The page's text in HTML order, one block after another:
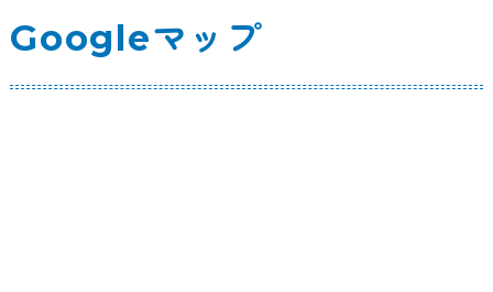
Googleマップ